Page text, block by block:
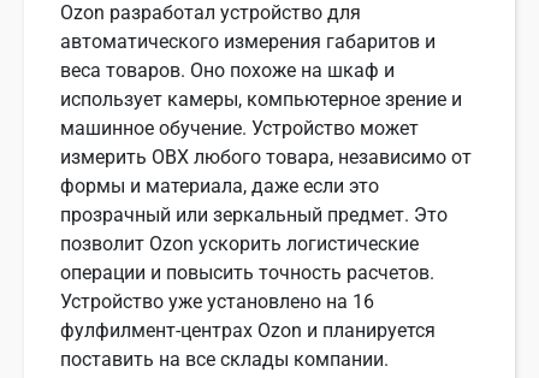
Ozon разработал устройство для
автоматического измерения габаритов и
веса товаров. Оно похоже на шкаф и
использует камеры, компьютерное зрение и
машинное обучение. Устройство может
измерить ОВХ любого товара, независимо от
формы и материала, даже если это
прозрачный или зеркальный предмет. Это
позволит Ozon ускорить логистические
операции и повысить точность расчетов.
Устройство уже установлено на 16
фулфилмент-центрах Ozon и планируется
поставить на все склады компании.